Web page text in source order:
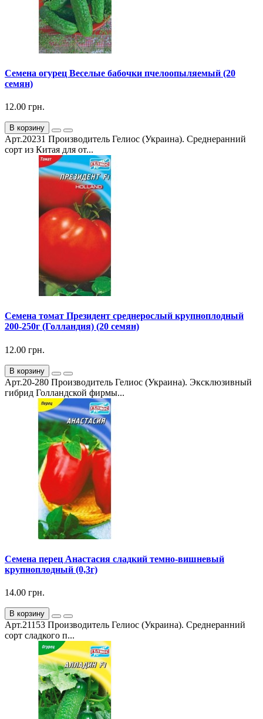
Семена огурец Веселые бабочки пчелоопыляемый (20
семян)
12.00 грн.
В корзину
Арт.20231 Производитель Гелиос (Украина). Среднеранний
сорт из Китая для от...
Семена томат Президент среднерослый крупноплодный
200-250г (Голландия) (20 семян)
12.00 грн.
В корзину
Арт.20-280 Производитель Гелиос (Украина). Эксклюзивный
гибрид Голландской фирмы...
Семена перец Анастасия сладкий темно-вишневый
крупноплодный (0,3г)
14.00 грн.
В корзину
Арт.21153 Производитель Гелиос (Украина). Среднеранний
сорт сладкого п...